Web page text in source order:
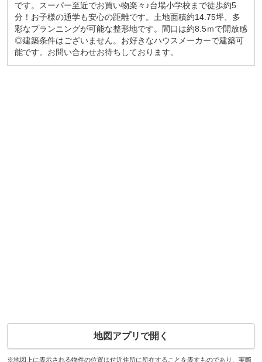
です。スーパー至近でお買い物楽々♪台場小学校まで徒歩約5
分！お子様の通学も安心の距離です。土地面積約14.75坪、多
彩なプランニングが可能な整形地です。間口は約8.5ｍで開放感
◎建築条件はございません。お好きなハウスメーカーで建築可
能です。お問い合わせお待ちしております。
地図アプリで開く
※地図上に表示される物件の位置は付近住所に所在することを表すものであり、実際